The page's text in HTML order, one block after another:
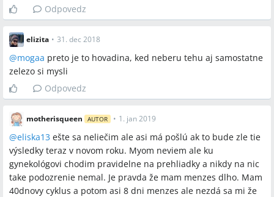
Odpovedz
elizita • 31. dec 2018
@mogaa preto je to hovadina, ked neberu tehu aj samostatne
zelezo si mysli
Odpovedz
motherisqueen AUTOR • 1. jan 2019
@eliska13 ešte sa neliečim ale asi má pošlú ak to bude zle tie
výsledky teraz v novom roku. Myom neviem ale ku
gynekológovi chodim pravidelne na prehliadky a nikdy na nic
take podozrenie nemal. Je pravda že mam menzes dlho. Mam
40dnovy cyklus a potom asi 8 dni menzes ale nezdá sa mi že